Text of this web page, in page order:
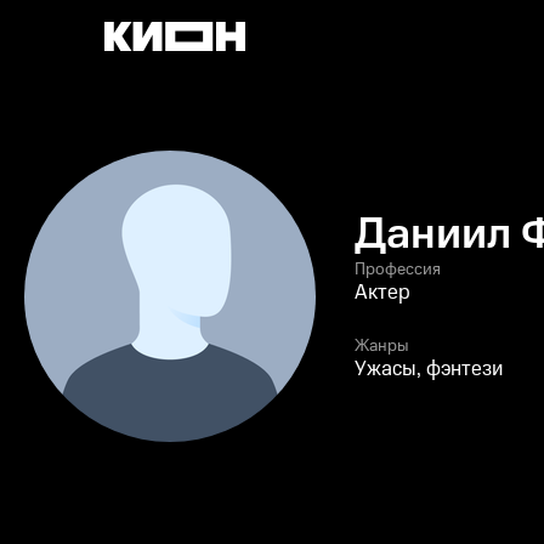
Даниил
Профессия
Актер
Жанры
Ужасы, фэнтези